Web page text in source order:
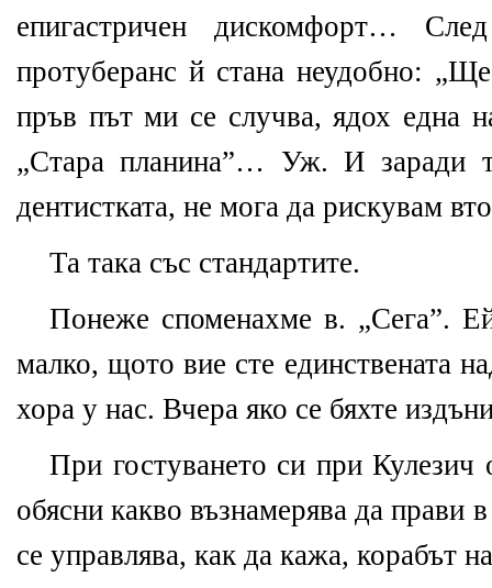
епигастричен дискомфорт…
протуберанс й стана неудобно:
пръв път ми се случва, ядох една
„Стара планина”… Уж. И заради
дентистката, не мога да рискувам
Та така със стандартите.
Понеже споменахме в. „Сега”.
малко, щото вие сте единствената
хора у нас. Вчера яко се бяхте
При гостуването си при
обясни какво възнамерява да
се управлява, как да кажа, корабът